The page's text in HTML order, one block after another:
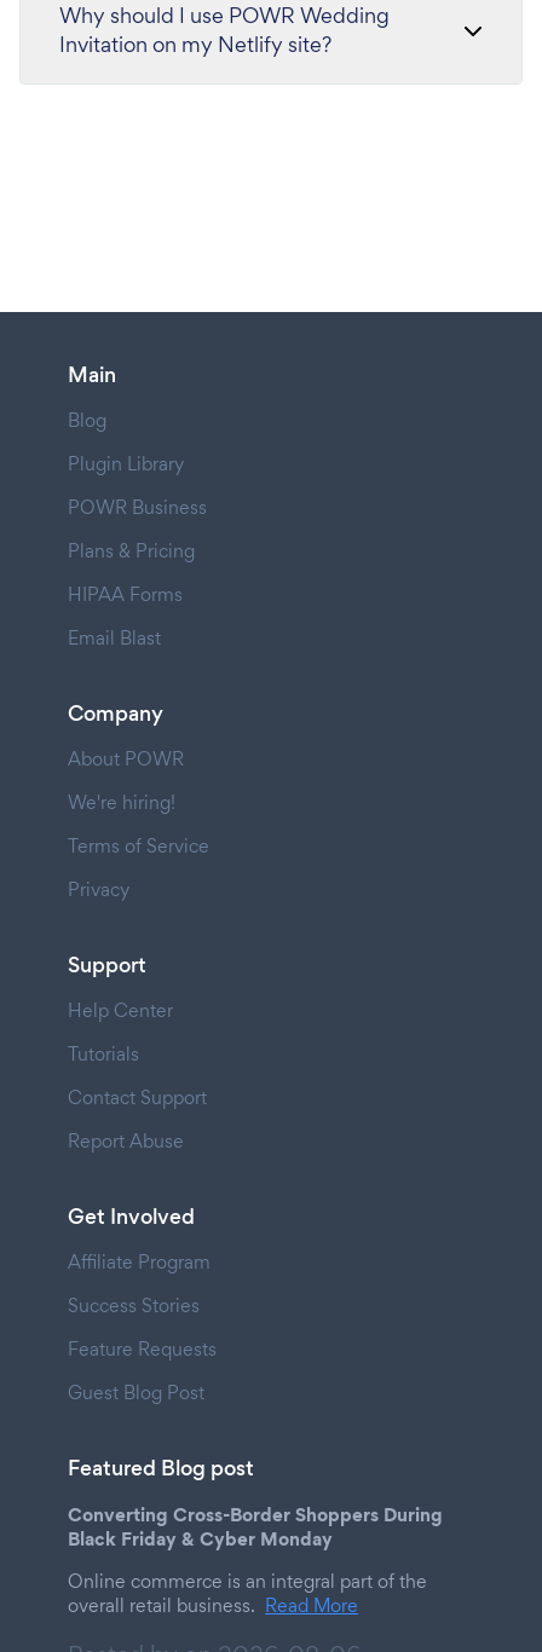
Why should I use POWR Wedding
Invitation on my Netlify site?
Main
Blog
Plugin Library
POWR Business
Plans & Pricing
HIPAA Forms
Email Blast
Company
About POWR
We're hiring!
Terms of Service
Privacy
Support
Help Center
Tutorials
Contact Support
Report Abuse
Get Involved
Affiliate Program
Success Stories
Feature Requests
Guest Blog Post
Featured Blog post
Converting Cross-Border Shoppers During
Black Friday & Cyber Monday
Online commerce is an integral part of the
overall retail business. Read More